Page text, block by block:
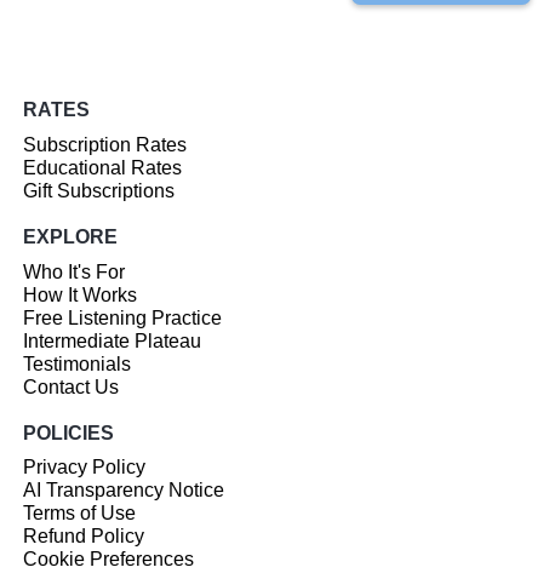
RATES
Subscription Rates
Educational Rates
Gift Subscriptions
EXPLORE
Who It's For
How It Works
Free Listening Practice
Intermediate Plateau
Testimonials
Contact Us
POLICIES
Privacy Policy
AI Transparency Notice
Terms of Use
Refund Policy
Cookie Preferences